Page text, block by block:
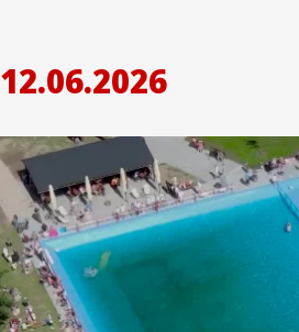
12.06.2026